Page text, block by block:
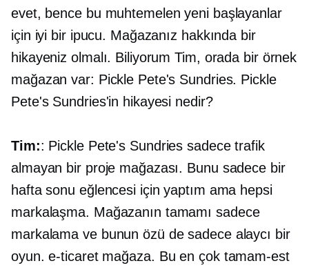
evet, bence bu muhtemelen yeni başlayanlar
için iyi bir ipucu. Mağazanız hakkında bir
hikayeniz olmalı. Biliyorum Tim, orada bir örnek
mağazan var: Pickle Pete's Sundries. Pickle
Pete's Sundries'in hikayesi nedir?
Tim:: Pickle Pete's Sundries sadece trafik
almayan bir proje mağazası. Bunu sadece bir
hafta sonu eğlencesi için yaptım ama hepsi
markalaşma. Mağazanın tamamı sadece
markalama ve bunun özü de sadece alaycı bir
oyun.e-ticaretmağaza. Bu en çok tamam-est